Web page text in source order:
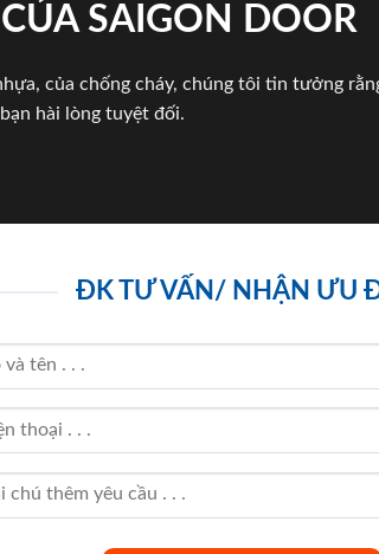
SAIGON DOOR
của chống cháy, chúng tôi tin tưởng
hài lòng tuyệt đối.
ĐK TƯ VẤN/ NHẬN ƯU